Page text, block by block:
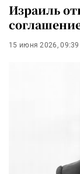
Израиль
15 июня 2026, 09:39